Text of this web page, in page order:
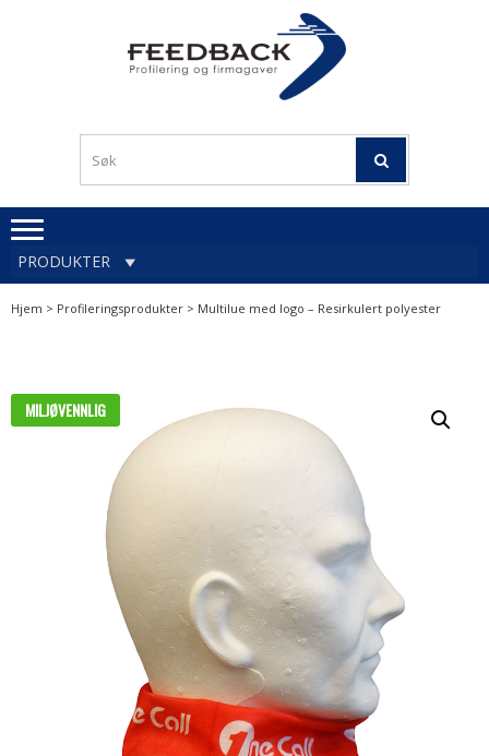
PRODUKTER
Hjem > Profileringsprodukter > Multilue med logo – Resirkulert polyester
MILJØVENNLIG